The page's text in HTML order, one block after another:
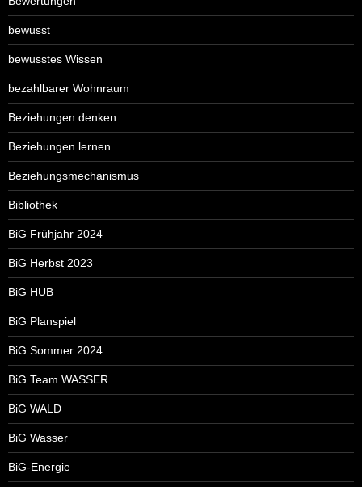
bewusst
bewusstes Wissen
bezahlbarer Wohnraum
Beziehungen denken
Beziehungen lernen
Beziehungsmechanismus
Bibliothek
BiG Frühjahr 2024
BiG Herbst 2023
BiG HUB
BiG Planspiel
BiG Sommer 2024
BiG Team WASSER
BiG WALD
BiG Wasser
BiG-Energie